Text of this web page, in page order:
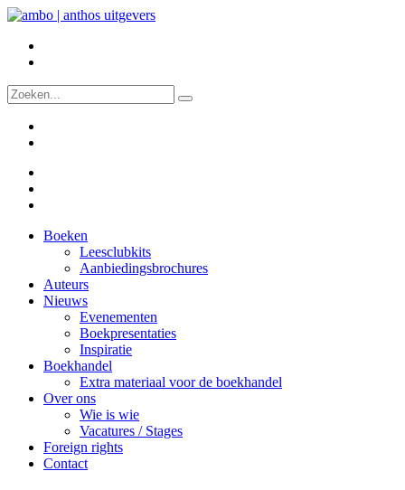
Boeken
Leesclubkits
Aanbiedingsbrochures
Auteurs
Nieuws
Evenementen
Boekpresentaties
Inspiratie
Boekhandel
Extra materiaal voor de boekhandel
Over ons
Wie is wie
Vacatures / Stages
Foreign rights
Contact